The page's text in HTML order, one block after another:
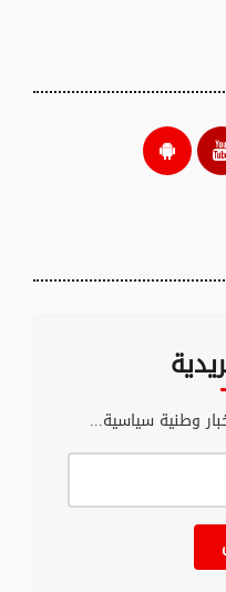
وطنية سياسية...